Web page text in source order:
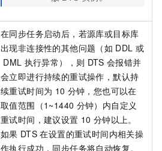
在同步任务启动后，若源库或目标库
出现非连接性的其他问题（如 DDL 或
DML 执行异常），则 DTS 会报错并
会立即进行持续的重试操作，默认持
续重试时间为 10 分钟，您也可以在
取值范围（1~1440 分钟）内自定义
重试时间，建议设置 10 分钟以上。
如果 DTS 在设置的重试时间内相关操
作执行成功，同步任务将自动恢复。